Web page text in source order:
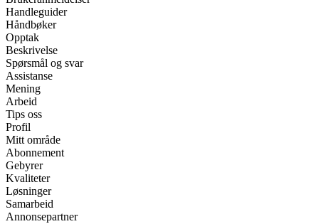
Handleguider
Håndbøker
Opptak
Beskrivelse
Spørsmål og svar
Assistanse
Mening
Arbeid
Tips oss
Profil
Mitt område
Abonnement
Gebyrer
Kvaliteter
Løsninger
Samarbeid
Annonsepartner